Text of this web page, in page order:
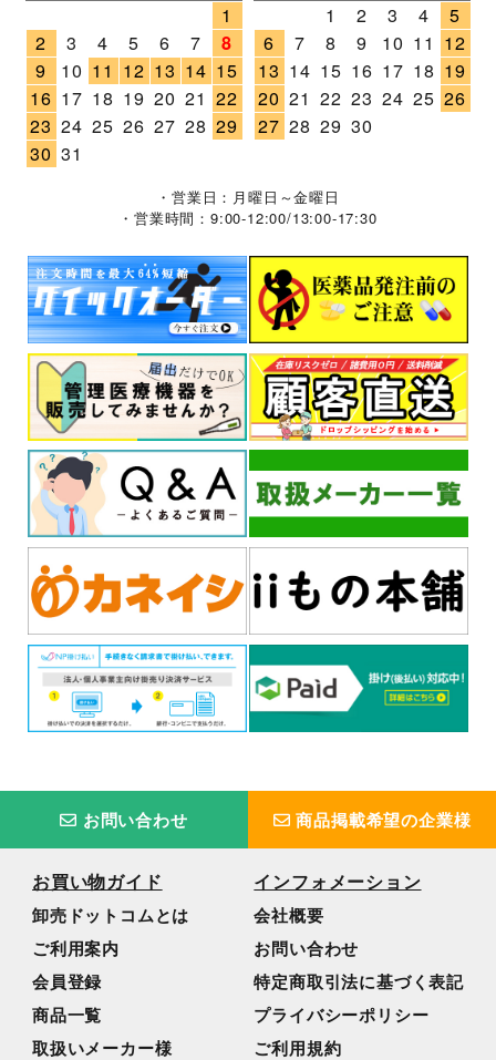
1
2
3 4 5 6 7
8
9
10 11 12 13 14 15
16 17 18 19 20 21 22
23 24 25 26 27 28 29
30 31
1
2 3 4
5
6
7 8 9 10 11 12
13 14 15 16 17 18 19
20 21 22 23 24 25 26
27 28 29 30
・営業日：月曜日～金曜日
・営業時間：9:00-12:00/13:00-17:30
お問い合わせ 商品掲載希望の企業様
お買い物ガイド
卸売ドットコムとは
ご利用案内
会員登録
商品一覧
取扱いメーカー様
インフォメーション
会社概要
お問い合わせ
特定商取引法に基づく表記
プライバシーポリシー
ご利用規約